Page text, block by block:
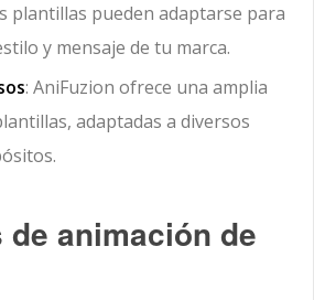
plantillas pueden adaptarse para
y mensaje de tu marca.
: AniFuzion ofrece una amplia
adaptadas a diversos
animación de